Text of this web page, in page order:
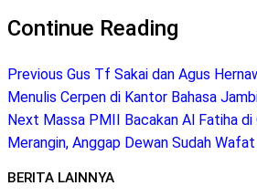
Continue Reading
Previous Gus Tf Sakai dan Agus
Menulis Cerpen di Kantor Bahasa
Next Massa PMII Bacakan Al Fatiha di
Merangin, Anggap Dewan Sudah
BERITA LAINNYA